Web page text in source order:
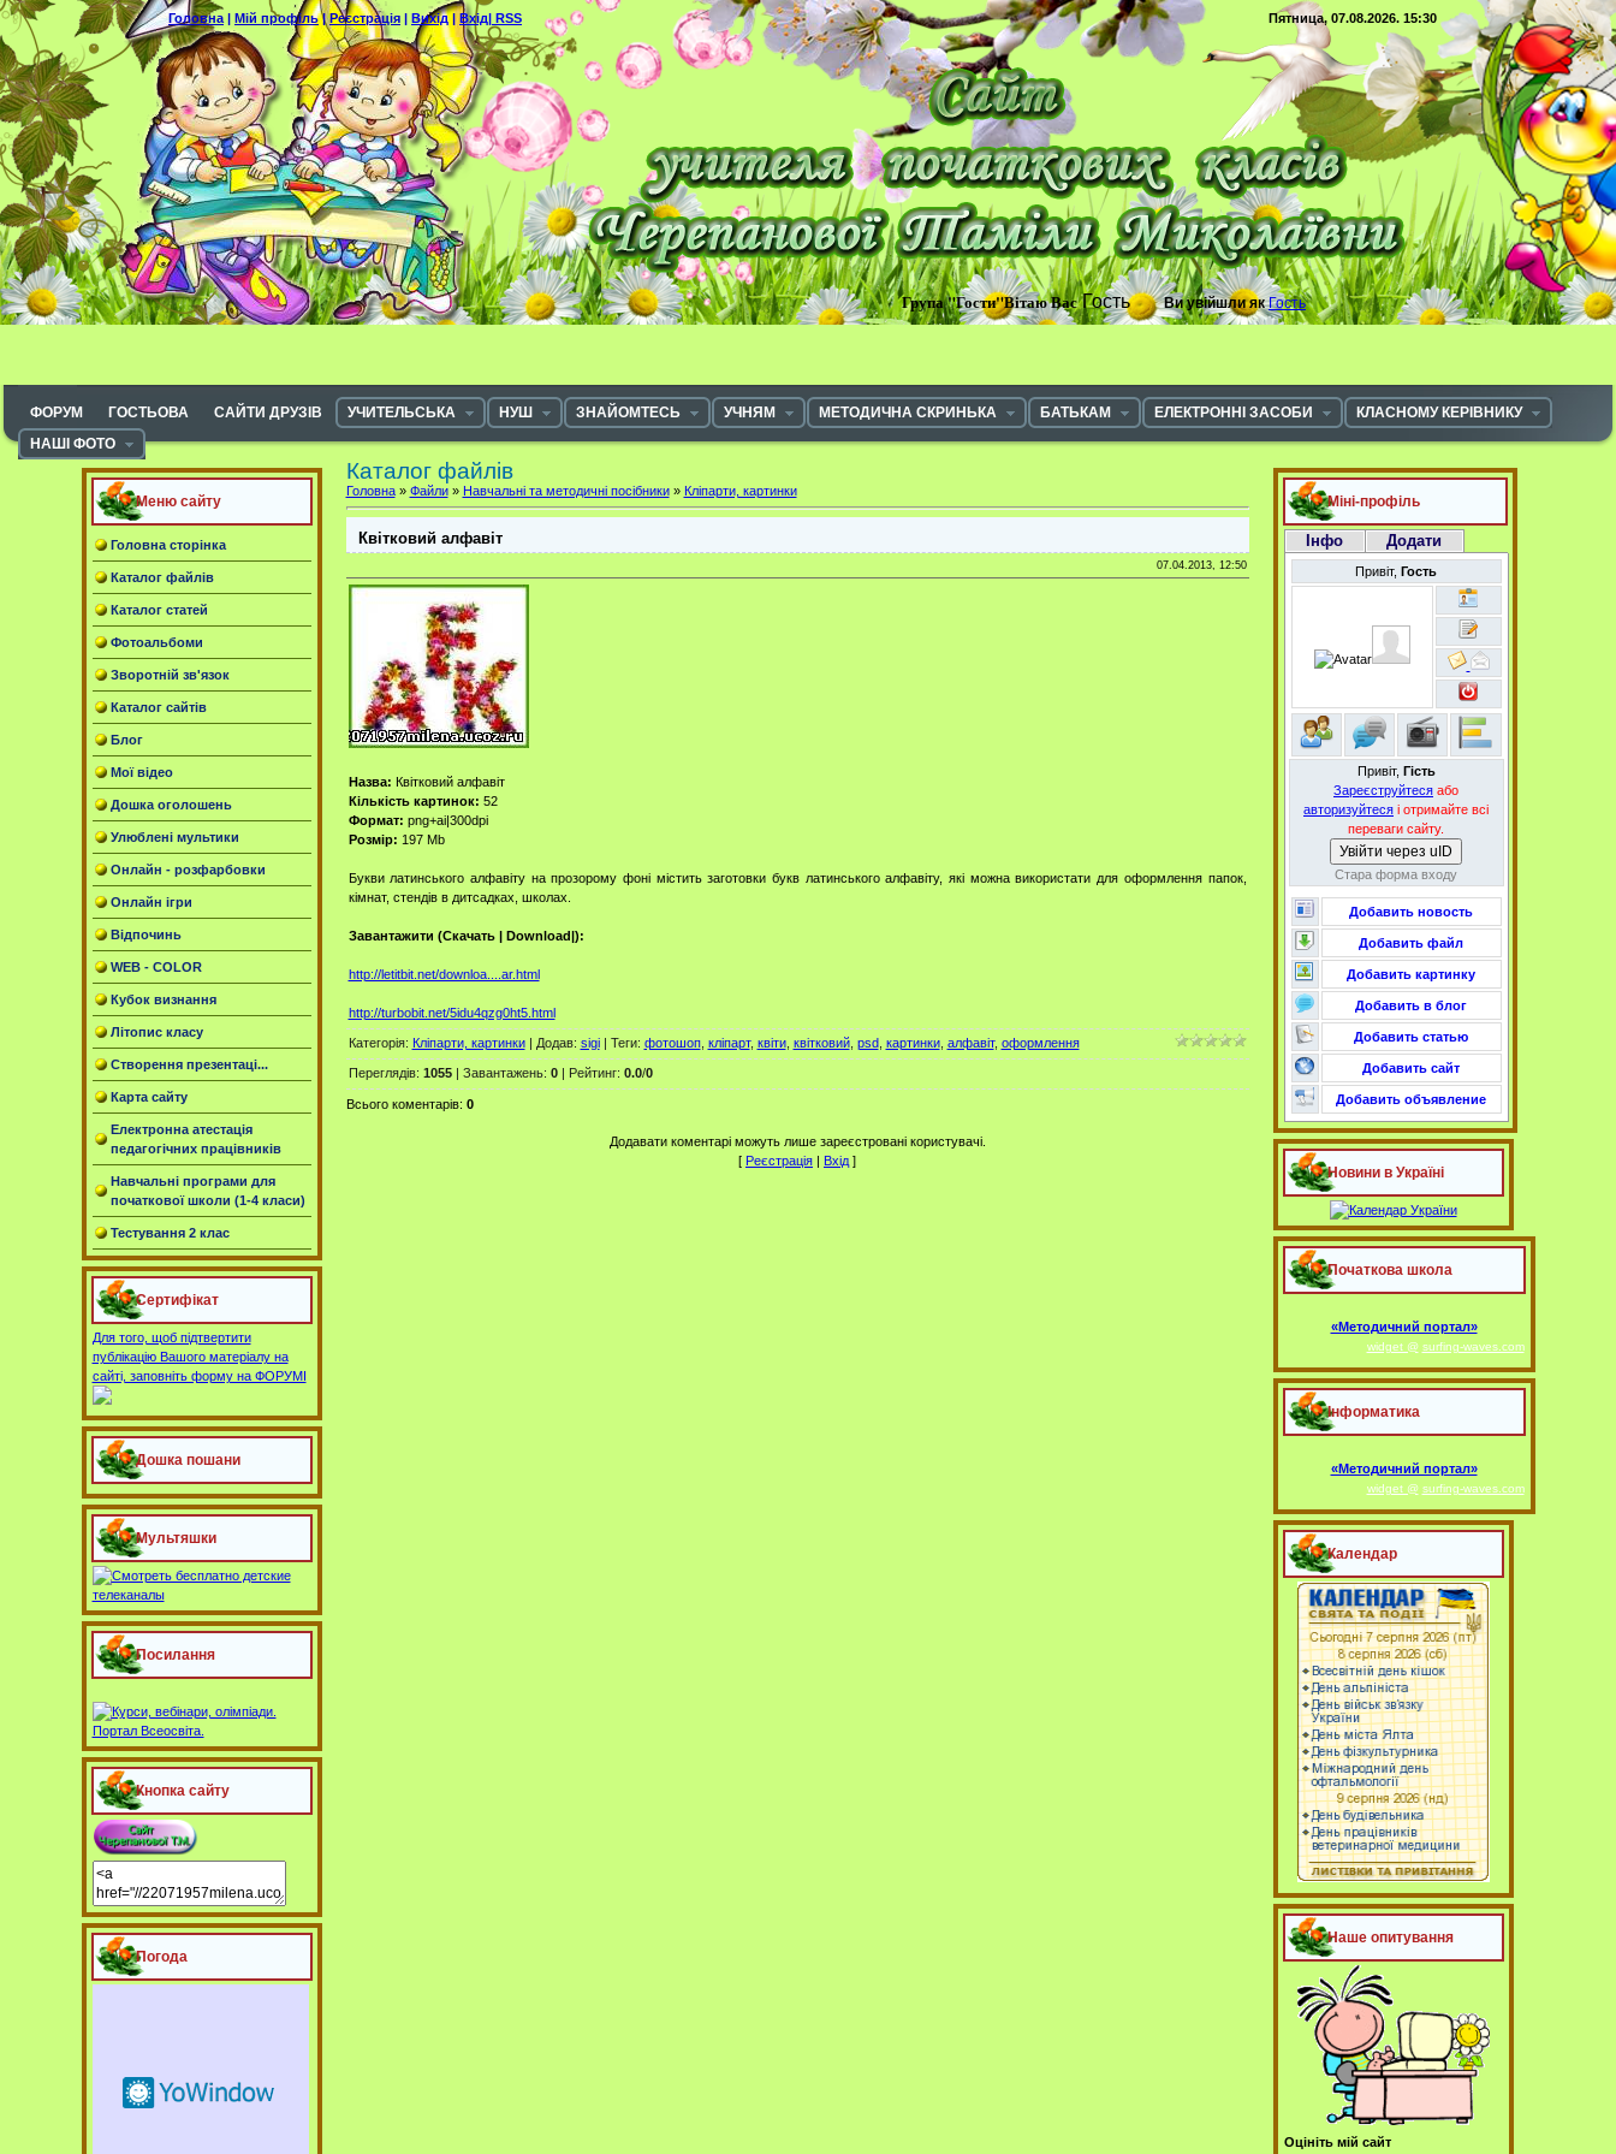
Головна | Мій профіль|Реєстрація | Вихід |Вхід| RSS Пятница, 07.08.2026. 15:30
Група "Гости"Вітаю ВасГость Ви увійшли як Гость
ФОРУМ ГОСТЬОВА САЙТИ ДРУЗІВ УЧИТЕЛЬСЬКА НУШ ЗНАЙОМТЕСЬ УЧНЯМ МЕТОДИЧНА СКРИНЬКА БАТЬКАМ ЕЛЕКТРОННІ ЗАСОБИ
КЛАСНОМУ КЕРІВНИКУ
НАШІ ФОТО
Меню сайту
Головна сторінка
Каталог файлів
Каталог статей
Фотоальбоми
Зворотній зв'язок
Каталог сайтів
Блог
Мої відео
Дошка оголошень
Улюблені мультики
Онлайн - розфарбовки
Онлайн ігри
Відпочинь
WEB - COLOR
Кубок визнання
Літопис класу
Створення презентаці...
Карта сайту
Електронна атестація
педагогічних працівників
Навчальні програми для
початкової школи (1-4 класи)
Тестування 2 клас
Сертифікат
Для того, щоб підтвертити
публікацію Вашого матеріалу на
сайті, заповніть форму на ФОРУМІ
Дошка пошани
Мультяшки
Посилання
Кнопка сайту
Погода
Каталог файлів
Головна» Файли» Навчальні та методичні посібники» Кліпарти, картинки
Квітковий алфавіт
07.04.2013, 12:50
Назва: Квітковий алфавіт
Кількість картинок: 52
Формат: png+ai|300dpi
Розмір: 197 Mb
Букви латинського алфавіту на прозорому фоні містить заготовки букв латинського алфавіту, які можна використати для оформлення папок,
кімнат, стендів в дитсадках, школах.
Завантажити (Скачать | Download|):
http://letitbit.net/downloa....ar.html
http://turbobit.net/5idu4qzg0ht5.html
Категорія: Кліпарти, картинки| Додав: sigi| Теги: фотошоп, кліпарт, квіти, квітковий, psd, картинки, алфавіт, оформлення
Переглядів: 1055| Завантажень: 0| Рейтинг: 0.0/0
Всього коментарів: 0
Додавати коментарі можуть лише зареєстровані користувачі.
[ Реєстрація | Вхід ]
Міні-профіль
Інфо Додати
Привіт, Гость
Привіт, Гість
Зареєструйтеся або
авторизуйтеся і отримайте всі
переваги сайту.
Увійти через uID
Стара форма входу
Добавить новость
Добавить файл
Добавить картинку
Добавить в блог
Добавить статью
Добавить сайт
Добавить объявление
Новини в Україні
Початкова школа
«Методичний портал»
widget @ surfing-waves.com
Інформатика
«Методичний портал»
widget @ surfing-waves.com
Календар
Наше опитування
Оцініть мій сайт